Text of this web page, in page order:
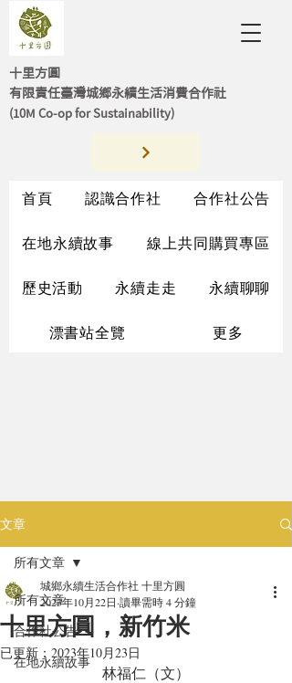
十里方圓
有限責任臺灣城鄉永續生活消費合作社
(10M Co-op for Sustainability)
首頁 認識合作社 合作社公告
在地永續故事 線上共同購買專區
歷史活動 永續走走 永續聊聊
漂書站全覽 更多
文章
所有文章
合作社公告
在地永續故事
所有文章
十里方圓，新竹米
城鄉永續生活合作社 十里方圓
2023年10月22日 讀畢需時 4 分鐘
已更新： 2023年10月23日
林福仁（文）